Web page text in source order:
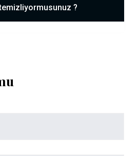
temizliyormusunuz ?